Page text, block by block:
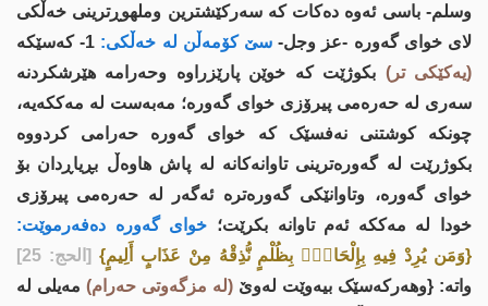
وسلم- باسی ئەوە دەکات کە سەرکێشترین وملهوڕترینی خەڵکی
لای خواى گەورە -عز وجل-سێ کۆمەڵن لە خەڵکی:
(یەکێکی تر) بکوژێت کە خوێن پارێزراوە وحەرامە هێرشکردنە
سەری لە حەرەمی پیرۆزی خواى گەورە؛ مەبەست لە مەککەیە،
چونکە کوشتنی نەفسێک کە خواى گەورە حەرامی کردووە
بکوژرێت لە گەورەترینی تاوانەکانە لە پاش هاوەڵ بڕیاڕدان بۆ
خواى گەورە، وتاوانێکی گەورەترە ئەگەر لە حەرەمی پیرۆزی
خودا لە مەککە ئەم تاوانە بکرێت؛ خواى گەورە دەفەرموێت:
{وَمَن يُرِدْ فِيهِ بِإِلْحَادٍۭ بِظُلْمٍ نُّذِقْهُ مِنْ عَذَابٍ أَلِيمٍ} [الحج: 25]
واتە: {وھەرکەسێک بیەوێت لەوێ (لە مزگەوتی حەرام) مەیلی لە